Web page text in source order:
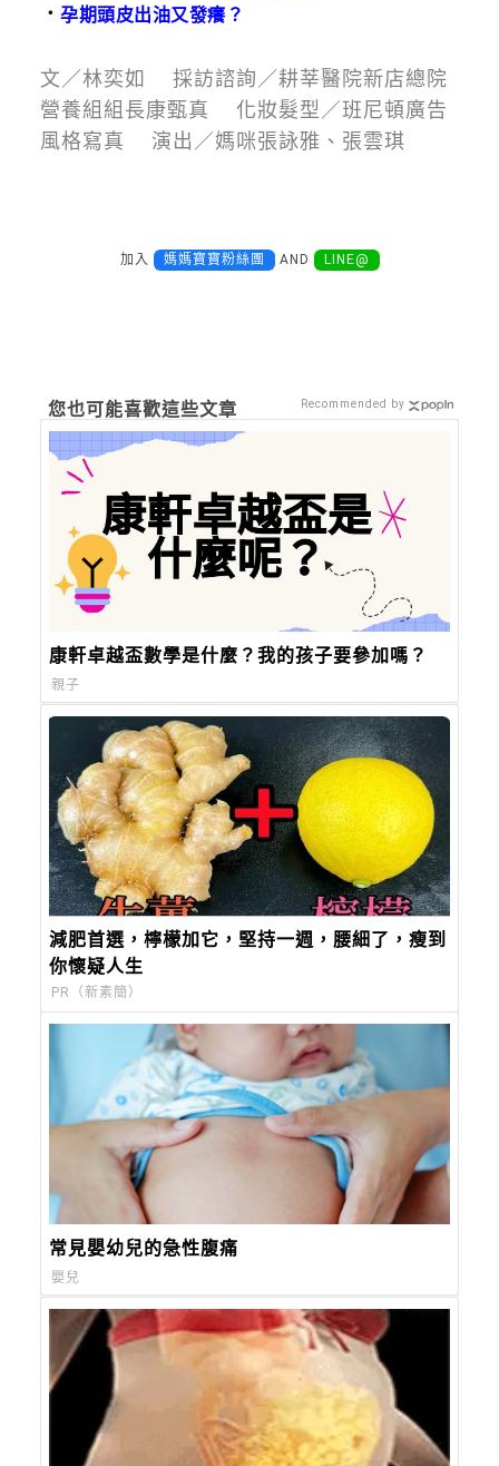
．孕期頭皮出油又發癢？
文／林奕如 採訪諮詢／耕莘醫院新店總院
營養組組長康甄真 化妝髮型／班尼頓廣告
風格寫真 演出／媽咪張詠雅、張雲琪
加入 媽媽寶寶粉絲團 AND LINE@
您也可能喜歡這些文章
康軒卓越盃數學是什麼？我的孩子要參加嗎？
親子
減肥首選，檸檬加它，堅持一週，腰細了，瘦到
你懷疑人生
PR（新素簡）
常見嬰幼兒的急性腹痛
嬰兒
Recommended by